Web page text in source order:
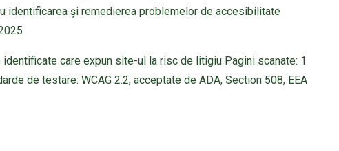
identificarea și remedierea problemelor de accesibilitate
care expun site-ul la risc de litigiu Pagini scanate: 1
de testare: WCAG 2.2, acceptate de ADA, Section 508, EEA